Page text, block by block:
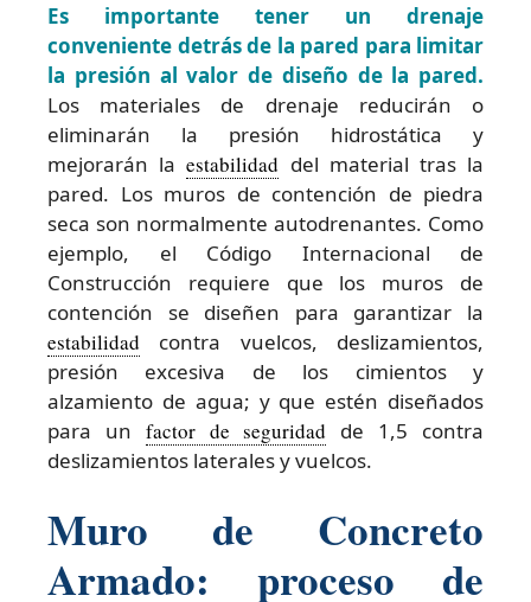
Es importante tener un drenaje
conveniente detrás de la pared para limitar
la presión al valor de diseño de la pared.
Los materiales de drenaje reducirán o
eliminarán la presión hidrostática y
mejorarán laestabilidad del material tras la
pared. Los muros de contención de piedra
seca son normalmente autodrenantes. Como
ejemplo, el Código Internacional de
Construcción requiere que los muros de
contención se diseñen para garantizar la
estabilidad contra vuelcos, deslizamientos,
presión excesiva de los cimientos y
alzamiento de agua; y que estén diseñados
para un factor de seguridad de 1,5 contra
deslizamientos laterales y vuelcos.
Muro de Concreto
Armado: proceso de